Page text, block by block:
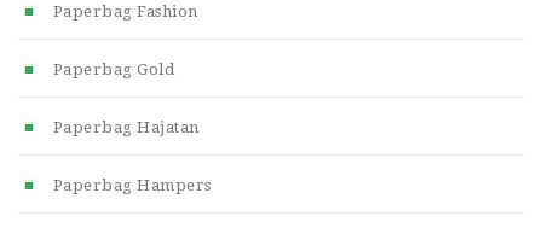
Paperbag Fashion
Paperbag Gold
Paperbag Hajatan
Paperbag Hampers